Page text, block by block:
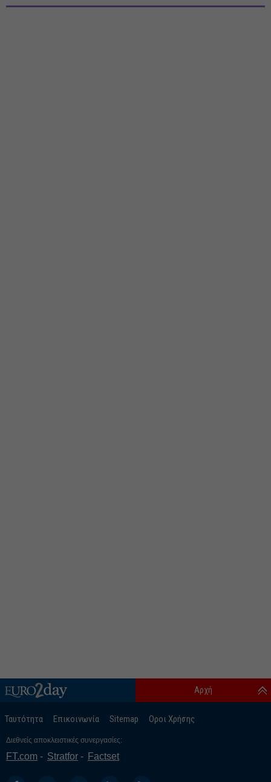
Ταυτότητα Επικοινωνία Sitemap Οροι Χρήσης
Αρχή
Διεθνείς αποκλειστικές συνεργασίες:
FT.com Stratfor Factset